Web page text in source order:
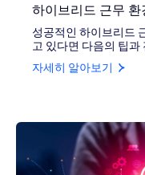
하이브리드 근무
성공적인 하이브리드
고 있다면 다음의 팁
자세히 알아보기